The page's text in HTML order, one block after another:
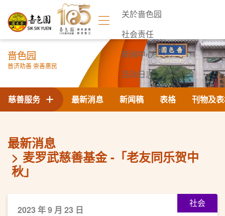
关於啬色园
社会责任
新闻中心
活动日志
联络我们
啬色园
普济劝善 崇善惠民
最新消息 新闻稿 表格 刊物及
慈善服务
最新消息
麦罗武慈善基金 -「老友同乐贺中
秋」
社会
2023 年 9 月 23 日